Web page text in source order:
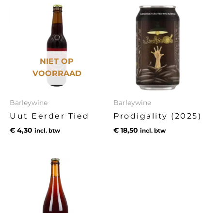
NIET OP
VOORRAAD
Barleywine
Uut Eerder Tied
€ 4,30 incl. btw
Barleywine
Prodigality (2025)
€ 18,50 incl. btw